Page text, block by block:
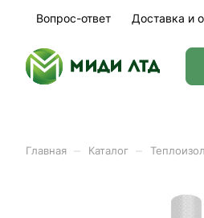
Вопрос-ответ Доставка и
Главная Каталог